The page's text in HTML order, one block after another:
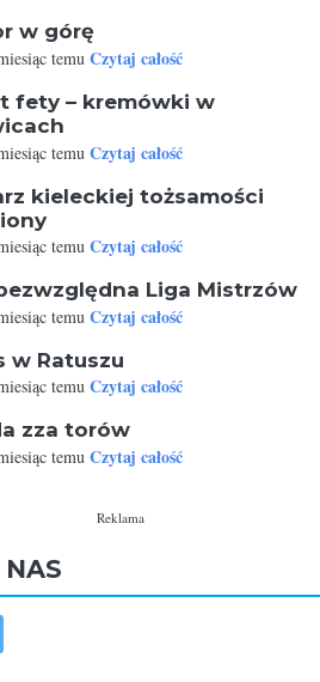
w górę
temu Czytaj całość
fety – kremówki w
temu Czytaj całość
kieleckiej tożsamości
temu Czytaj całość
Liga Mistrzów
temu Czytaj całość
w Ratuszu
temu Czytaj całość
zza torów
temu Czytaj całość
Reklama